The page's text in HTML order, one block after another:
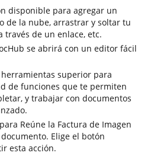
disponible para agregar un
de la nube, arrastrar y soltar tu
través de un enlace, etc.
se abrirá con un editor fácil
superior para
de funciones que te permiten
y trabajar con documentos
Reúne la Factura de Imagen
Elige el botón
esta acción.